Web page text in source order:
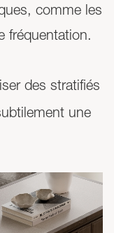
comme les
fréquentation.
des stratifiés
une